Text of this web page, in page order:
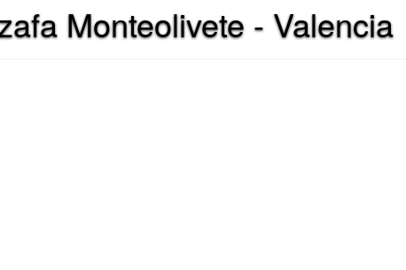
Monteolivete - Valencia